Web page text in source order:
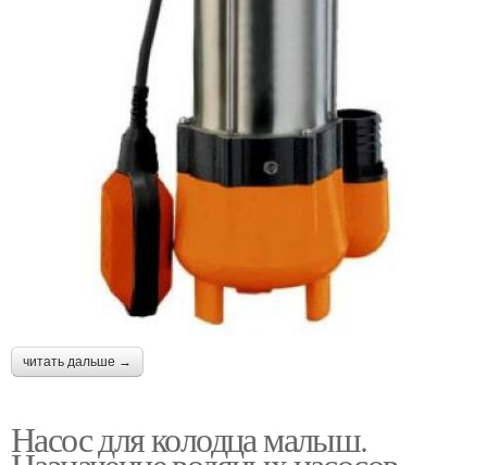
читать дальше →
Насос для колодца малыш.